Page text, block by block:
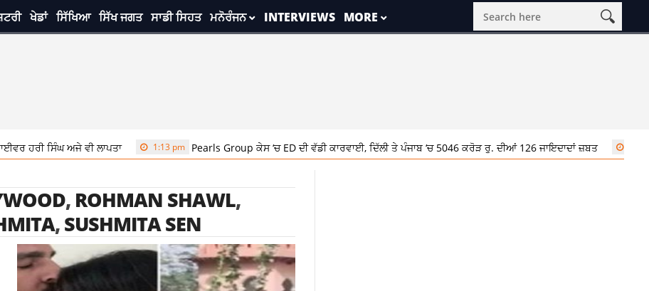
ਖੇਡਾਂ ਸਿੱਖਿਆ ਸਿੱਖ ਜਗਤ ਸਾਡੀ ਸਿਹਤ ਮਨੋਰੰਜਨ INTERVIEWS MORE
ਹਰੀ ਸਿੰਘ ਅਜੇ ਵੀ ਲਾਪਤਾ 1:13 pm Pearls Group ਕੇਸ ‘ਚ ED ਦੀ ਵੱਡੀ ਕਾਰਵਾਈ, ਦਿੱਲੀ ਤੇ ਪੰਜਾਬ ‘ਚ 5046 ਕਰੋੜ ਰੁ. ਦੀਆਂ 126 ਜਾਇਦਾਦਾਂ ਜ਼ਬਤ 11:42 am
, ROHMAN SHAWL,
,SUSHMITA SEN